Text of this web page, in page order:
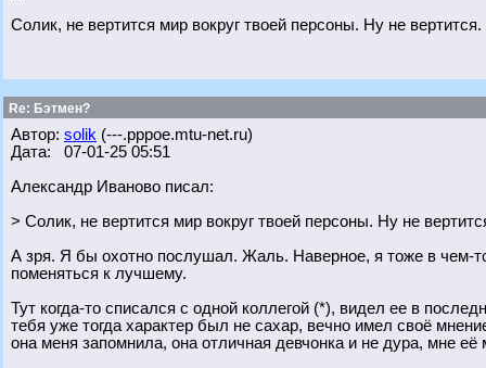
Солик, не вертится мир вокруг твоей персоны. Ну не вертится.
Re: Бэтмен?
Автор: solik (---.pppoe.mtu-net.ru)
Дата: 07-01-25 05:51
Александр Иваново писал:
> Солик, не вертится мир вокруг твоей персоны. Ну не
А зря. Я бы охотно послушал. Жаль. Наверное, я тоже в чем-
поменяться к лучшему.
Тут когда-то списался с одной коллегой (*), видел ее в
тебя уже тогда характер был не сахар, вечно имел своё
она меня запомнила, она отличная девчонка и не дура, мне